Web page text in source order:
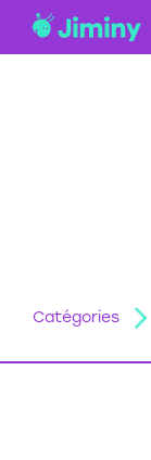
Catégories